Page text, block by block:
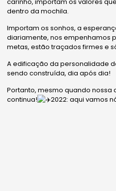
carinho, importam os valores
dentro da mochila.
Importam os sonhos, a
diariamente, nos empenhamos
metas, estão traçados firmes e
A edificação da personalidade
sendo construída, dia após dia!
Portanto, mesmo quando
continua!
2022: aqui vamos